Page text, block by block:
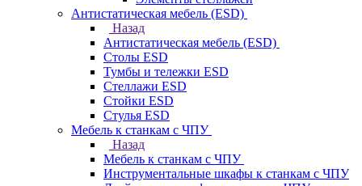
Антистатическая мебель (ESD)
Назад
Антистатическая мебель (ESD)
Столы ESD
Тумбы и тележки ESD
Стеллажи ESD
Стойки ESD
Стулья ESD
Мебель к станкам с ЧПУ
Назад
Мебель к станкам с ЧПУ
Инструментальные шкафы к станкам с ЧПУ